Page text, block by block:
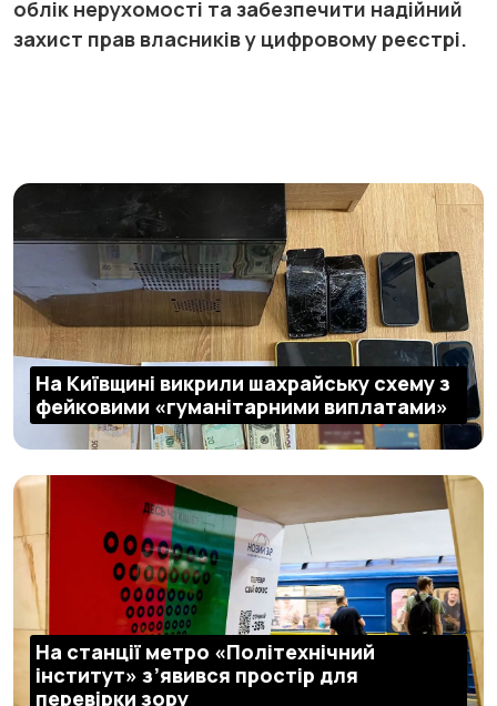
облік нерухомості та забезпечити надійний
захист прав власників у цифровому реєстрі.
На Київщині викрили шахрайську схему з
фейковими «гуманітарними виплатами»
На станції метро «Політехнічний
інститут» з’явився простір для
перевірки зору